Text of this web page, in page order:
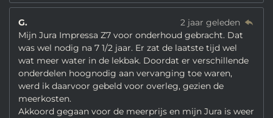
G.
2 jaar geleden
Mijn Jura Impressa Z7 voor onderhoud gebracht. Dat
was wel nodig na 7 1/2 jaar. Er zat de laatste tijd wel
wat meer water in de lekbak. Doordat er verschillende
onderdelen hoognodig aan vervanging toe waren,
werd ik daarvoor gebeld voor overleg, gezien de
meerkosten.
Akkoord gegaan voor de meerprijs en mijn Jura is weer